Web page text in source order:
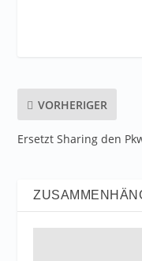
VORHERIGER
Ersetzt Sharing den